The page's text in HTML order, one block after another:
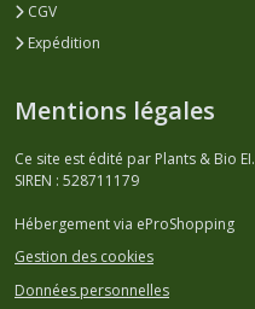
CGV
Expédition
Mentions légales
Ce site est édité par Plants & Bio EI.
SIREN : 528711179
Hébergement via eProShopping
Gestion des cookies
Données personnelles